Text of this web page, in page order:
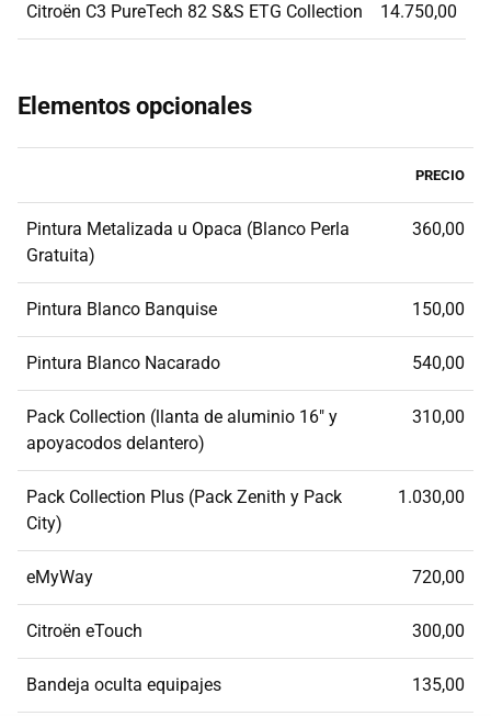
Citroën C3 PureTech 82 S&S ETG Collection 14.750,00
Elementos opcionales
PRECIO
Pintura Metalizada u Opaca (Blanco Perla
Gratuita)
360,00
Pintura Blanco Banquise 150,00
Pintura Blanco Nacarado 540,00
Pack Collection (llanta de aluminio 16" y
apoyacodos delantero)
310,00
Pack Collection Plus (Pack Zenith y Pack
City)
1.030,00
eMyWay 720,00
Citroën eTouch 300,00
Bandeja oculta equipajes 135,00